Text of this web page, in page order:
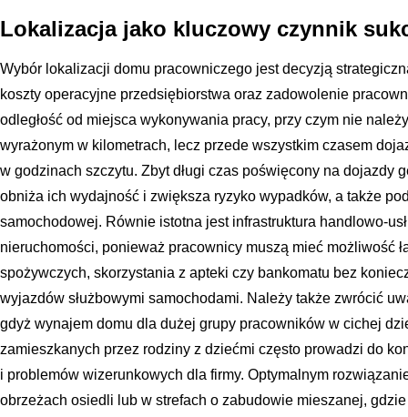
Lokalizacja jako kluczowy czynnik
Wybór lokalizacji domu pracowniczego jest decyzją
koszty operacyjne przedsiębiorstwa oraz zadowolenie
odległość od miejsca wykonywania pracy, przy czym nie
wyrażonym w kilometrach, lecz przede wszystkim czasem
w godzinach szczytu. Zbyt długi czas poświęcony na dojazdy
obniża ich wydajność i zwiększa ryzyko wypadków, a także
samochodowej. Równie istotna jest infrastruktura handlowo-
nieruchomości, ponieważ pracownicy muszą mieć możliwość
spożywczych, skorzystania z apteki czy bankomatu bez
wyjazdów służbowymi samochodami. Należy także zwrócić
gdyż wynajem domu dla dużej grupy pracowników w cichej
zamieszkanych przez rodziny z dziećmi często prowadzi do
i problemów wizerunkowych dla firmy. Optymalnym
obrzeżach osiedli lub w strefach o zabudowie mieszanej,